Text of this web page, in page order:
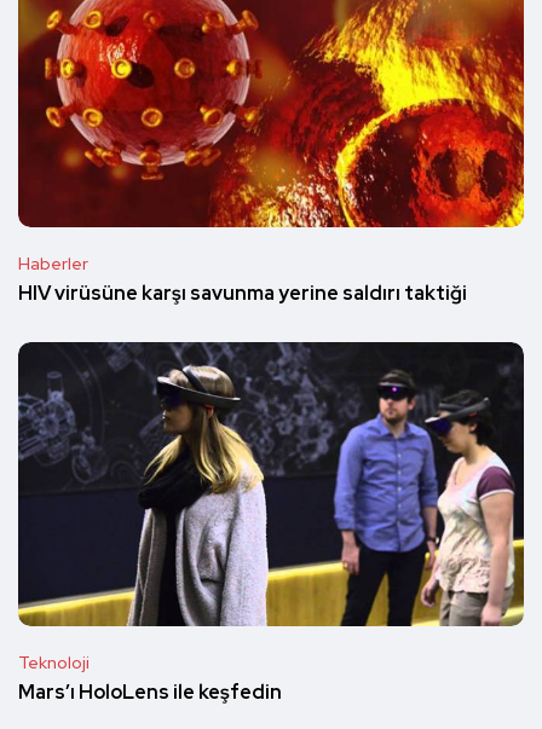
Haberler
HIV virüsüne karşı savunma yerine saldırı taktiği
Teknoloji
Mars’ı HoloLens ile keşfedin